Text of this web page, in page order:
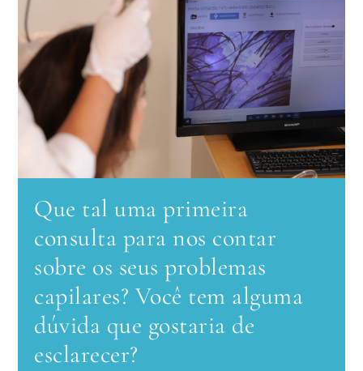
Que tal uma primeira
consulta para nos contar
sobre os seus problemas
capilares? Você tem alguma
dúvida que gostaria de
esclarecer?